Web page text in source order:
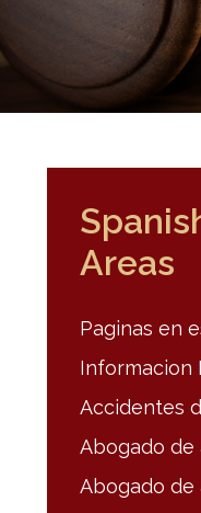
Areas
Paginas en
Informacion
Accidentes
Abogado
Abogado